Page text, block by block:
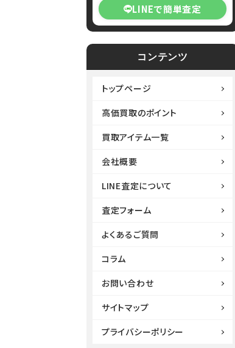
LINEで簡単査定
コンテンツ
トップページ
高価買取のポイント
買取アイテム一覧
会社概要
LINE査定について
査定フォーム
よくあるご質問
コラム
お問い合わせ
サイトマップ
プライバシーポリシー